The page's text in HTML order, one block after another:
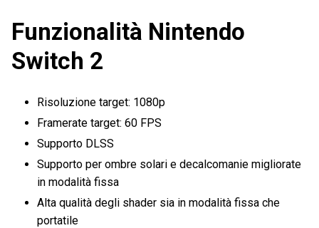
Funzionalità Nintendo
Switch 2
Risoluzione target: 1080p
Framerate target: 60 FPS
Supporto DLSS
Supporto per ombre solari e decalcomanie migliorate
in modalità fissa
Alta qualità degli shader sia in modalità fissa che
portatile